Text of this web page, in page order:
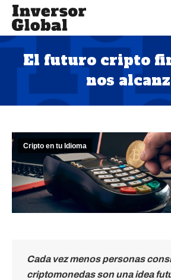
El futuro cripto
nos
Estás
Cripto en tu Idioma
Cada vez menos personas
criptomonedas son una idea